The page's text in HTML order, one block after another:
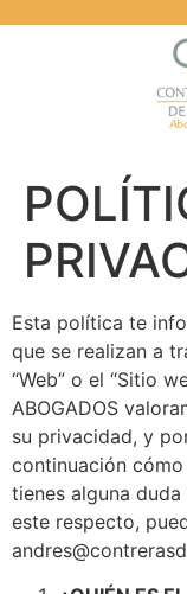
Esta política te
que se realizan a
“Web” o el “Sitio
ABOGADOS
su privacidad, y
continuación
tienes alguna
este respecto,